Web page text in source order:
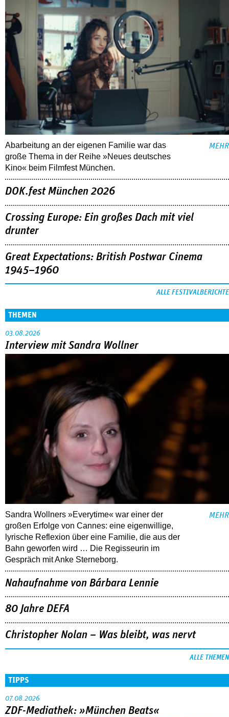
Abarbeitung an der eigenen Familie war das
große Thema in der Reihe »Neues deutsches
Kino« beim Filmfest München.
MEHR
DOK.fest München 2026
Crossing Europe: Ein großes Dach mit viel
drunter
Great Expectations: British Postwar Cinema
1945–1960
ALLE FESTIVALBERICHTE
THEMEN
03.08.2026
Interview mit Sandra Wollner
Sandra Wollners »Everytime« war einer der
großen Erfolge von Cannes: eine eigenwillige,
lyrische Reflexion über eine ­Familie, die aus der
Bahn geworfen wird … Die Regisseurin im
Gespräch mit Anke Sterneborg.
MEHR
Nahaufnahme von Bárbara Lennie
80 Jahre DEFA
Christopher Nolan – Was bleibt, was nervt
ALLE THEMEN
TIPPS
07.08.2026
ZDF-Mediathek: »München Beats«